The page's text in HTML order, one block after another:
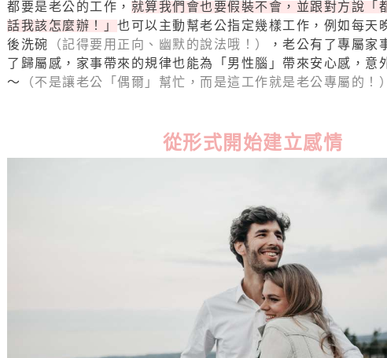
都要是老公的工作， 就算我們會也要假裝不會，並跟對方說「
話我該怎麼辦！」 也可以主動幫老公指定幾樣工作，例如每天
後洗碗 （記得要用正向、幽默的說法哦！）
，老公有了專屬家
了歸屬感，家事帶來的規律也 能為「男性腦」帶來安心感，意
～
（不是讓老公「偶爾」幫忙，而是這工作就是老公專屬的！）
從形式開始建立感情